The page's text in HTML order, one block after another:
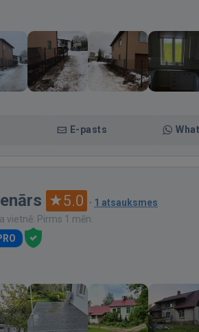
E-pasts
5.0 · 1 atsauksmes
vietnē: Pirms 1 mēn.